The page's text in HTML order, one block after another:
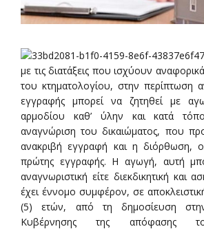
με τις διατάξεις που ισχύουν
του κτηματολογίου, στην περίπτωση
εγγραφής μπορεί να ζητηθεί με
αρμοδίου καθ’ ύλην και κατά
αναγνώριση του δικαιώματος, που
ανακριβή εγγραφή και η διόρθωση,
πρώτης εγγραφής. Η αγωγή, αυτή
αναγνωριστική είτε διεκδικητική και
έχει έννομο συμφέρον, σε
(5) ετών, από τη δημοσίευση
Κυβέρνησης της απόφασης